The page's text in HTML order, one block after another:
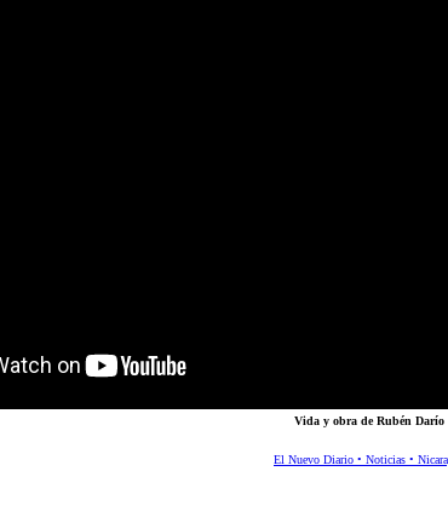
Vida y obra de Rubén Darío
El Nuevo Diario • Noticias •